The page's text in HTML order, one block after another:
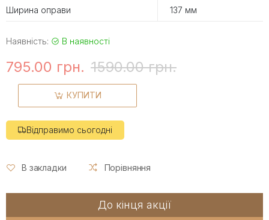
Ширина оправи 137 мм
Наявність: В наявності
795.00 грн. 1590.00 грн.
КУПИТИ
Відправимо сьогодні
В закладки Порівняння
До кінця акції